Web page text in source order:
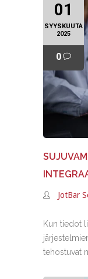
01
SYYSKUUTA
2025
0
JotBar
Kun tiedot
tehostuvat